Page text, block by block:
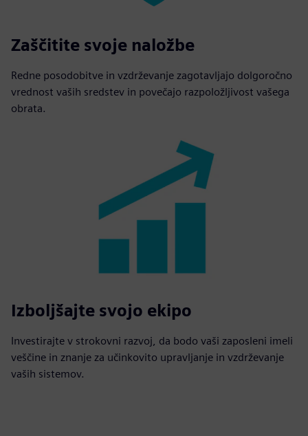
Zaščitite svoje naložbe
Redne posodobitve in vzdrževanje zagotavljajo dolgoročno
vrednost vaših sredstev in povečajo razpoložljivost vašega
obrata.
Izboljšajte svojo ekipo
Investirajte v strokovni razvoj, da bodo vaši zaposleni imeli
veščine in znanje za učinkovito upravljanje in vzdrževanje
vaših sistemov.